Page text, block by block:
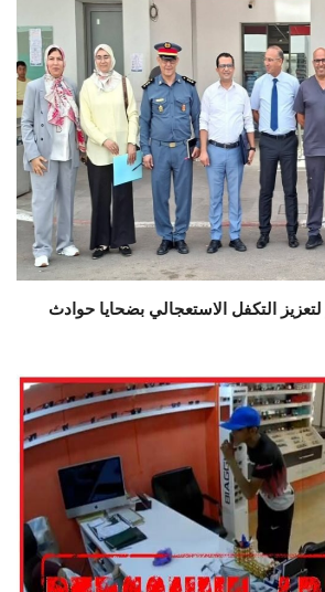
التكفل الاستعجالي بضحايا حوادث